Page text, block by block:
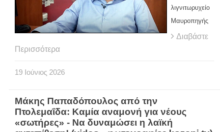
λιγνιτωρυχείο
Μαυροπηγής
Διαβάστε
Περισσότερα
19 Ιούνιος 2026
Μάκης Παπαδόπουλος από την
Πτολεμαΐδα: Καμία αναμονή για νέους
«σωτήρες» - Να δυναμώσει η λαϊκή